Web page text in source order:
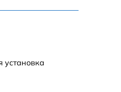
установка